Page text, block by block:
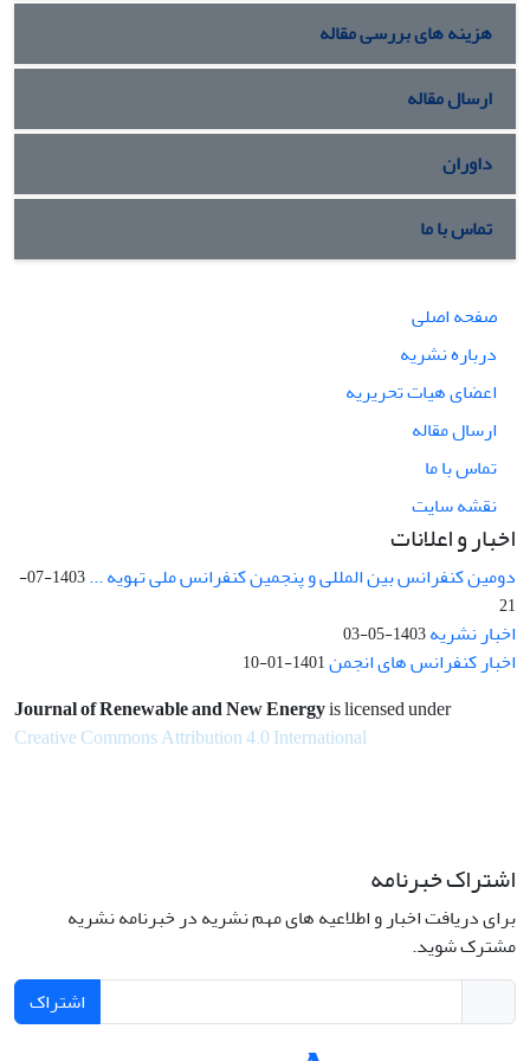
هزینه های بررسی مقاله
ارسال مقاله
داوران
تماس با ما
صفحه اصلی
درباره نشریه
اعضای هیات تحریریه
ارسال مقاله
تماس با ما
نقشه سایت
اخبار و اعلانات
دومین کنفرانس بین المللی و پنجمین کنفرانس ملی تهویه ...
1403-07-
21
اخبار نشریه1403-05-03
اخبار کنفرانس های انجمن1401-01-10
Journal of Renewable and New Energyis licensed under
Creative Commons Attribution 4.0 International
اشتراک خبرنامه
برای دریافت اخبار و اطلاعیه های مهم نشریه در خبرنامه نشریه
مشترک شوید.
اشتراک